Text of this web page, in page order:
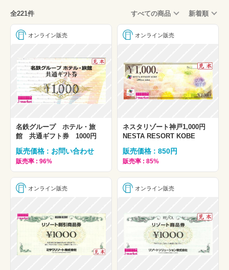
全221件 すべての商品 新着順
オンライン販売
名鉄グループ ホテル・旅
館 共通ギフト券 1000円
販売価格 : お問い合わせ
販売率 : 96%
オンライン販売
ネスタリゾート神戸1,000円
NESTA RESORT KOBE
販売価格 : 850円
販売率 : 85%
オンライン販売 オンライン販売